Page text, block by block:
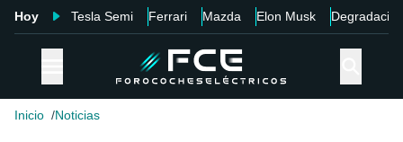
Hoy Tesla Semi Ferrari Mazda Elon Musk Degradación
Inicio Noticias